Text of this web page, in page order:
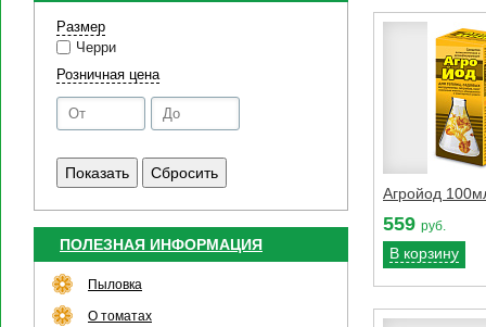
Размер
Черри
Розничная цена
ПОЛЕЗНАЯ ИНФОРМАЦИЯ
Пыловка
О томатах
Агройод
559 руб.
В корзину